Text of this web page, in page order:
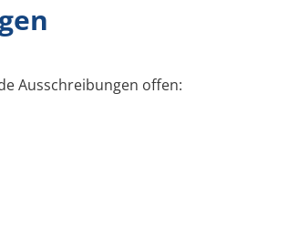
Ausschreibungen offen: